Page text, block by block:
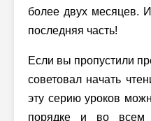
более двух месяцев.
последняя часть!
Если вы пропустили
советовал начать
эту серию уроков
порядке и во всем